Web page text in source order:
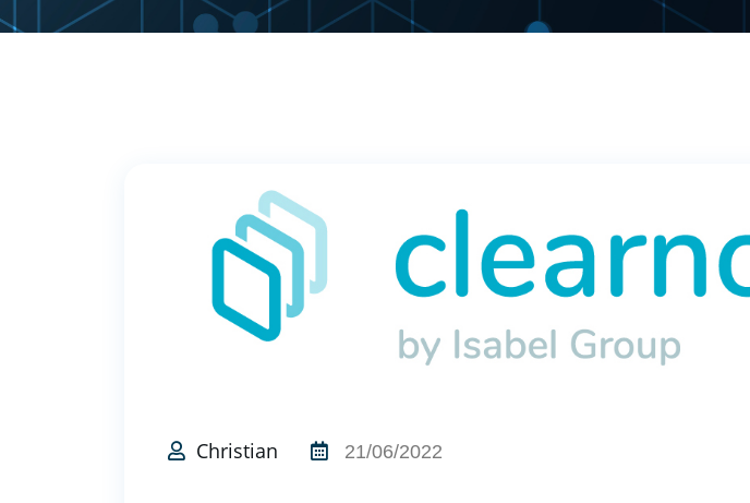
Christian 21/06/2022